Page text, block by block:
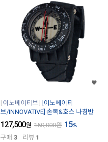
이노베이티브
[이노베이티
브/INNOVATIVE] 손목&호스 나침반
127,500원 150,000원 15%
구매 3 리뷰 1